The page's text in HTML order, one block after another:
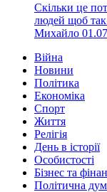
Скільки це
людей щоб так
Михайло
Війна
Новини
Політика
Економіка
Спорт
Життя
Релігія
День в історії
Особистості
Бізнес та
Політична